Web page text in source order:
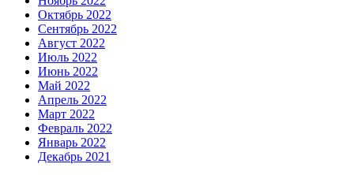
Октябрь 2022
Сентябрь 2022
Август 2022
Июль 2022
Июнь 2022
Май 2022
Апрель 2022
Март 2022
Февраль 2022
Январь 2022
Декабрь 2021